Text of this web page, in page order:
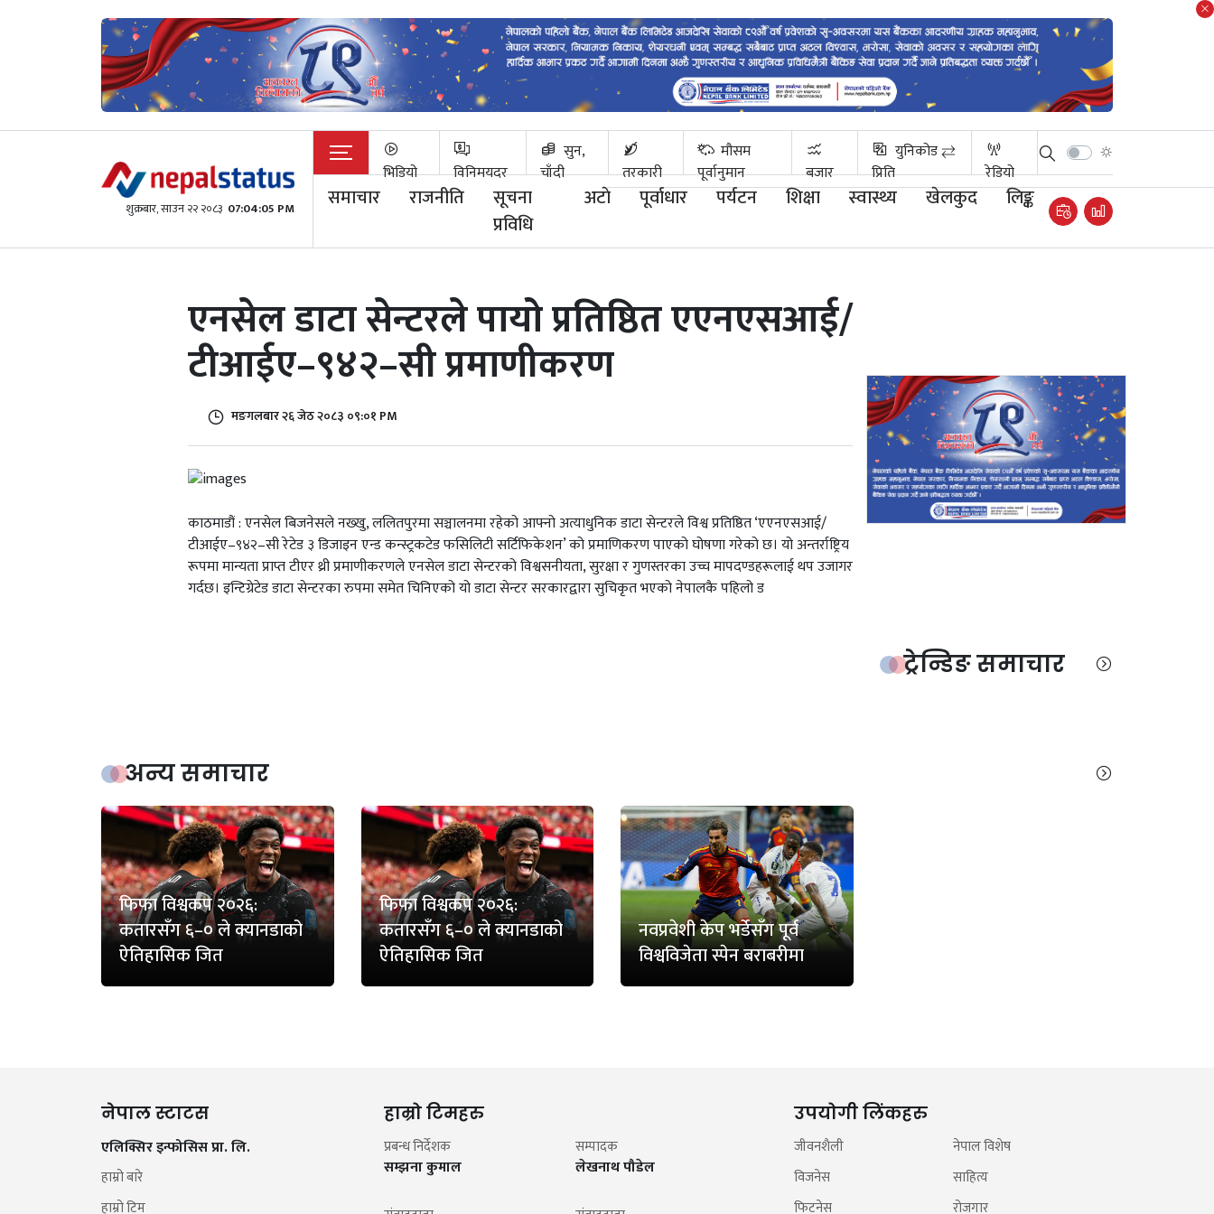
शुक्रबार​, साउन २२ २०८३ 07:04:05 PM
भिडियो विनिमयदर
सुन,
चाँदी
तरकारी
मौसम
पूर्वानुमान
बजार
युनिकोड ⇄
प्रिति
रेडियो
समाचार राजनीति
सूचना
प्रविधि
अटाे पूर्वाधार पर्यटन शिक्षा स्वास्थ्य खेलकुद लिङ्क
एनसेल डाटा सेन्टरले पायो प्रतिष्ठित एएनएसआई/
टीआईए–९४२–सी प्रमाणीकरण
मङगलबार २६ जेठ २०८३ ०९:०१ PM
काठमाडौं : एनसेल बिजनेसले नख्खु, ललितपुरमा सञ्चालनमा रहेको आफ्नो अत्याधुनिक डाटा सेन्टरले विश्व प्रतिष्ठित ‘एएनएसआई/
टीआईए–९४२–सी रेटेड ३ डिजाइन एन्ड कन्स्ट्रकटेड फसिलिटी सर्टिफिकेशन’ को प्रमाणिकरण पाएको घोषणा गरेको छ। यो अन्तर्राष्ट्रिय
रूपमा मान्यता प्राप्त टीएर थ्री प्रमाणीकरणले एनसेल डाटा सेन्टरको विश्वसनीयता, सुरक्षा र गुणस्तरका उच्च मापदण्डहरूलाई थप उजागर
गर्दछ। इन्टिग्रेटेड डाटा सेन्टरका रुपमा समेत चिनिएको यो डाटा सेन्टर सरकारद्वारा सुचिकृत भएको नेपालकै पहिलो ड
ट्रेन्डिङ समाचार
अन्य समाचार
फिफा विश्वकप २०२६:
कतारसँग ६–० ले क्यानडाको
ऐतिहासिक जित
फिफा विश्वकप २०२६:
कतारसँग ६–० ले क्यानडाको
ऐतिहासिक जित
नवप्रवेशी केप भर्डेसँग पूर्व
विश्वविजेता स्पेन बराबरीमा
नेपाल स्टाटस
एलिक्सिर इन्फोसिस प्रा. लि.
हाम्रो बारे
हाम्रो टिम
हाम्रो टिमहरु
प्रबन्ध निर्देशक
सम्झना कुमाल
सम्पादक
लेखनाथ पौडेल
उपयोगी लिंकहरु
जीवनशैली
नेपाल विशेष
विजनेस
साहित्य
फिटनेस
रोजगार